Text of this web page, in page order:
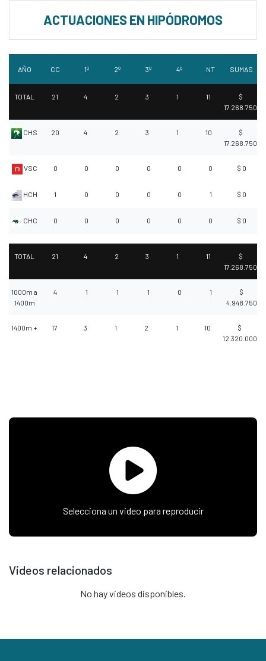
ACTUACIONES EN HIPÓDROMOS
AÑO CC 1º 2º 3º 4º NT SUMAS
TOTAL 21 4 2 3 1 11
$
17.268.750
CHS 20 4 2 3 1 10
$
17.268.750
VSC 0 0 0 0 0 0 $ 0
HCH 1 0 0 0 0 1 $ 0
CHC 0 0 0 0 0 0 $ 0
TOTAL 21 4 2 3 1 11
$
17.268.750
1000m a
1400m
4 1 1 1 0 1
$
4.948.750
1400m + 17 3 1 2 1 10
$
12.320.000
Selecciona un video para reproducir
Videos relacionados
No hay videos disponibles.